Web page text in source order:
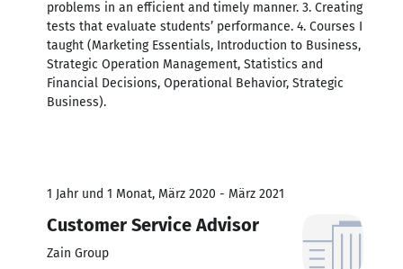
problems in an efficient and timely manner. 3. Creating
tests that evaluate students’ performance. 4. Courses I
taught (Marketing Essentials, Introduction to Business,
Strategic Operation Management, Statistics and
Financial Decisions, Operational Behavior, Strategic
Business).
1 Jahr und 1 Monat, März 2020 - März 2021
Customer Service Advisor
Zain Group